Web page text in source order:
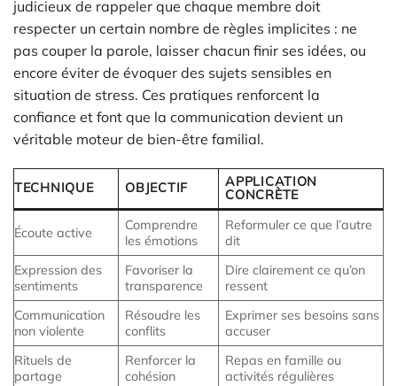
judicieux de rappeler que chaque membre doit
respecter un certain nombre de règles implicites : ne
pas couper la parole, laisser chacun finir ses idées, ou
encore éviter de évoquer des sujets sensibles en
situation de stress. Ces pratiques renforcent la
confiance et font que la communication devient un
véritable moteur de bien-être familial.
TECHNIQUE OBJECTIF
APPLICATION
CONCRÈTE
Écoute active
Comprendre
les émotions
Reformuler ce que l’autre
dit
Expression des
sentiments
Favoriser la
transparence
Dire clairement ce qu’on
ressent
Communication
non violente
Résoudre les
conflits
Exprimer ses besoins sans
accuser
Rituels de
partage
Renforcer la
cohésion
Repas en famille ou
activités régulières